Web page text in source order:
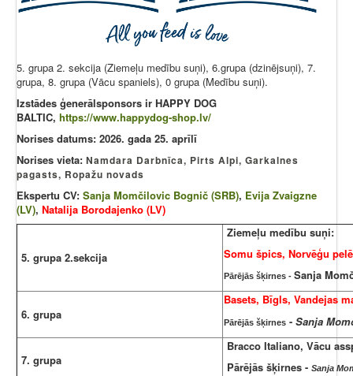
5. grupa 2. sekcija (Ziemeļu medību suņi), 6.grupa (dzinējsuņi), 7.
grupa, 8. grupa (Vācu spaniels), 0 grupa (Medību suņi).
Izstādes ģenerālsponsors ir HAPPY DOG
BALTIC, https://www.happydog-shop.lv/
Norises datums: 2026. gada 25. aprīlī
Norises vieta: Namdara Darbnīca, Pirts Alpi, Garkalnes
pagasts, Ropažu novads
Ekspertu CV: Sanja Momčilovic Bognič (SRB), Evija Zvaigzne
(LV), Natalija Borodajenko (LV)
5. grupa 2.sekcija
Ziemeļu medību suņi:
Somu špics, Norvēģu
Pārējās šķirnes - Sanja
6. grupa
Basets, Bīgls, Vandejas
Pārējās šķirnes - Sanja
7. grupa
Bracco Italiano, Vācu
Pārējās šķirnes - Sanja